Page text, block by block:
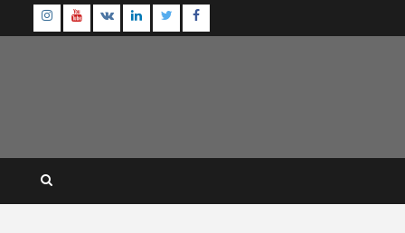
Facebook
Twitter
Linkedin
VK